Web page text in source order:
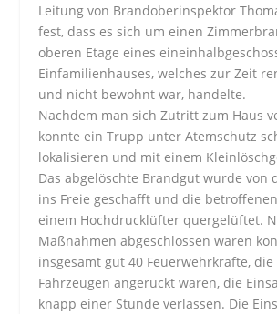
Leitung von Brandoberinspektor
fest, dass es sich um einen
oberen Etage eines
Einfamilienhauses, welches zur Zeit
und nicht bewohnt war, handelte.
Nachdem man sich Zutritt zum Haus
konnte ein Trupp unter Atemschutz
lokalisieren und mit einem
Das abgelöschte Brandgut wurde von
ins Freie geschafft und die
einem Hochdrucklüfter quergelüftet.
Maßnahmen abgeschlossen waren
insgesamt gut 40 Feuerwehrkräfte,
Fahrzeugen angerückt waren, die
knapp einer Stunde verlassen. Die